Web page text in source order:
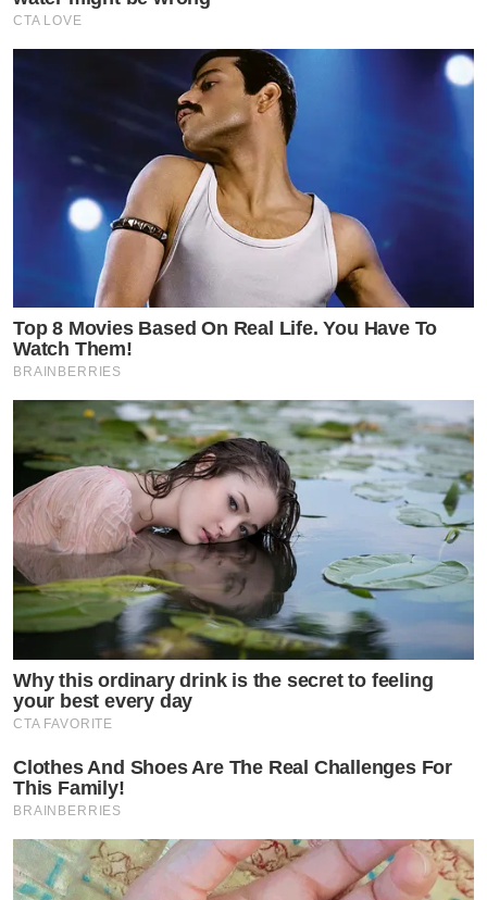
CTA LOVE
Top 8 Movies Based On Real Life. You Have To
Watch Them!
BRAINBERRIES
Why this ordinary drink is the secret to feeling
your best every day
CTA FAVORITE
Clothes And Shoes Are The Real Challenges For
This Family!
BRAINBERRIES